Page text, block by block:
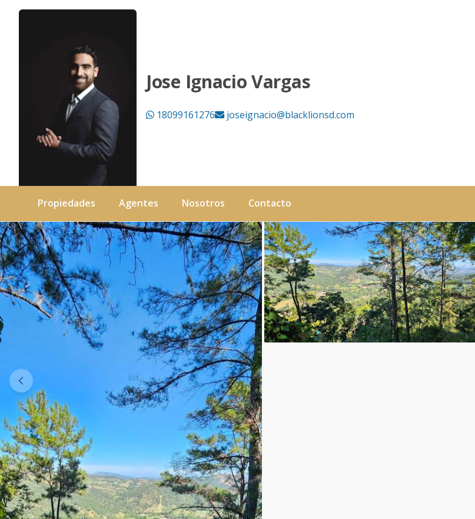
Jose Ignacio Vargas
18099161276 joseignacio@blacklionsd.com
Propiedades Agentes Nosotros Contacto
Solar en venta · Jarabacoa, R.D. - Black Lion Properties